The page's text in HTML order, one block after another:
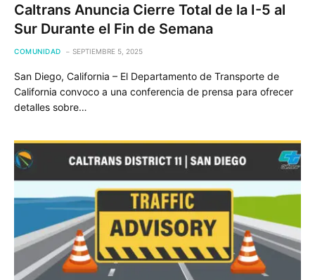
Caltrans Anuncia Cierre Total de la I-5 al
Sur Durante el Fin de Semana
COMUNIDAD SEPTIEMBRE 5, 2025
San Diego, California – El Departamento de Transporte de
California convoco a una conferencia de prensa para ofrecer
detalles sobre…